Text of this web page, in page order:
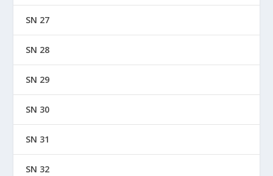
SN 27
SN 28
SN 29
SN 30
SN 31
SN 32